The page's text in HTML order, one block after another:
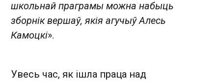
школьнай праграмы можна набыць
зборнік вершаў, якія агучыў Алесь
Камоцкі».
Увесь час, як ішла праца над